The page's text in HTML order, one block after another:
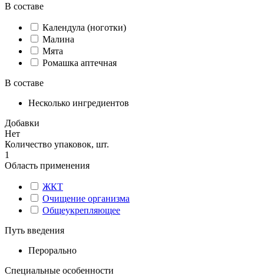
В составе
Календула (ноготки)
Малина
Мята
Ромашка аптечная
В составе
Несколько ингредиентов
Добавки
Нет
Количество упаковок, шт.
1
Область применения
ЖКТ
Очищение организма
Общеукрепляющее
Путь введения
Перорально
Специальные особенности